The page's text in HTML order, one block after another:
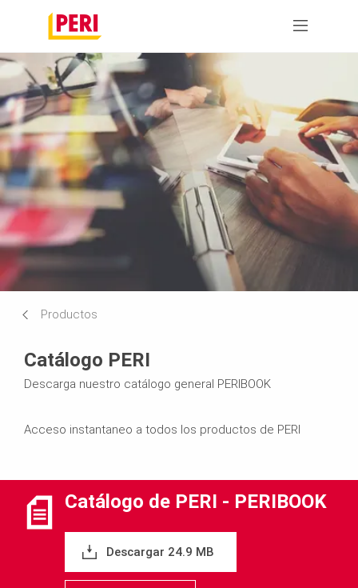
Productos
Catálogo PERI
Descarga nuestro catálogo general PERIBOOK
Acceso instantaneo a todos los productos de PERI
Catálogo de PERI ‐ PERIBOOK
Descargar 24.9 MB